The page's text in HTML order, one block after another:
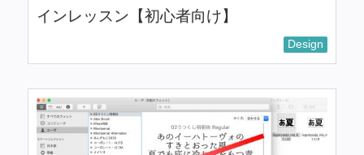
インレッスン【初心者向け】
Design